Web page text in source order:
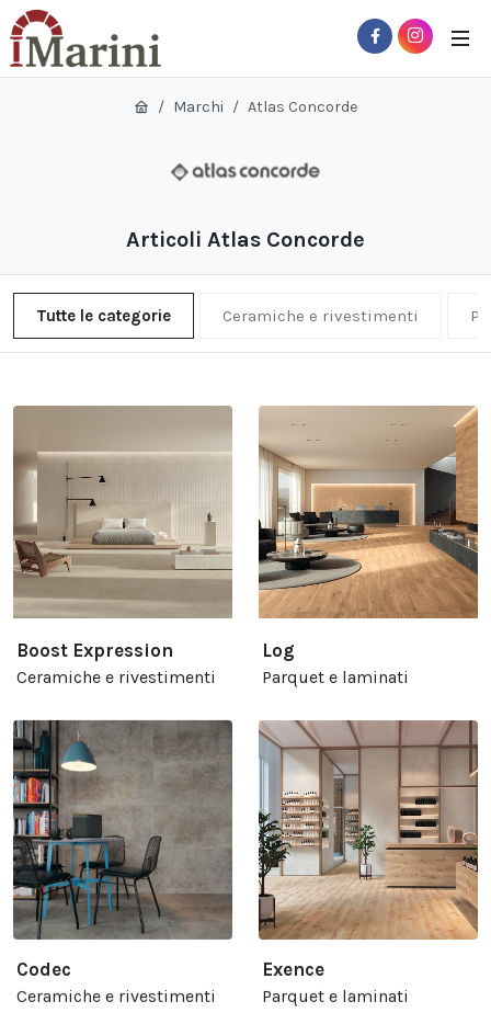
Marchi Atlas Concorde
Articoli Atlas Concorde
Tutte le categorie Ceramiche e rivestimenti
Boost Expression
Ceramiche e rivestimenti
Log
Parquet e laminati
Codec
Ceramiche e rivestimenti
Exence
Parquet e laminati